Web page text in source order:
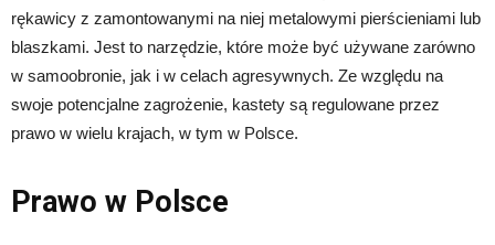
rękawicy z zamontowanymi na niej metalowymi pierścieniami lub
blaszkami. Jest to narzędzie, które może być używane zarówno
w samoobronie, jak i w celach agresywnych. Ze względu na
swoje potencjalne zagrożenie, kastety są regulowane przez
prawo w wielu krajach, w tym w Polsce.
Prawo w Polsce